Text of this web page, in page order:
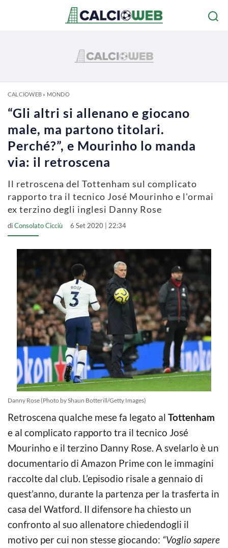
CALCIOWEB» MONDO
“Gli altri si allenano e giocano
male, ma partono titolari.
Perché?”, e Mourinho lo manda
via: il retroscena
Il retroscena del Tottenham sul complicato
rapporto tra il tecnico José Mourinho e l'ormai
ex terzino degli inglesi Danny Rose
diConsolato Cicciù 6 Set 2020 | 22:34
Danny Rose (Photo by Shaun Botterill/Getty Images)
Retroscena qualche mese fa legato al Tottenham
e al complicato rapporto tra il tecnico José
Mourinho e il terzino Danny Rose. A svelarlo è un
documentario di Amazon Prime con le immagini
raccolte dal club. L’episodio risale a gennaio di
quest’anno, durante la partenza per la trasferta in
casa del Watford. Il difensore ha chiesto un
confronto al suo allenatore chiedendogli il
motivo per cui non stesse giocando: “Voglio sapere